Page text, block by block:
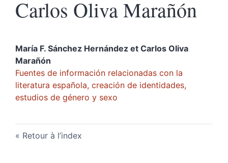
Carlos OlivaMarañón
María F. Sánchez Hernández et Carlos Oliva
Marañón
Fuentes de información relacionadas con la
literatura española, creación de identidades,
estudios de género y sexo
Retour à l’index